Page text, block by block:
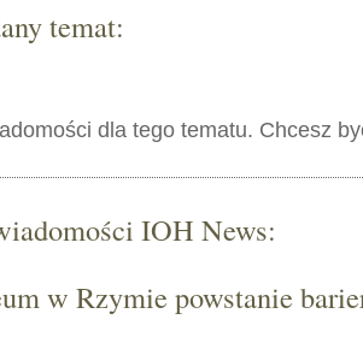
temat:
dla tego tematu. Chcesz
IOH News:
w Rzymie powstanie